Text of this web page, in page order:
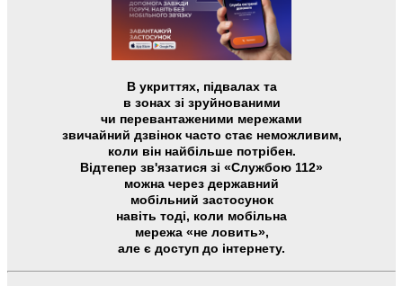
В укриттях, підвалах та
в зонах зі зруйнованими
чи перевантаженими мережами
звичайний дзвінок часто стає неможливим,
коли він найбільше потрібен.
Відтепер зв'язатися зі «Службою 112»
можна через державний
мобільний застосунок
навіть тоді, коли мобільна
мережа «не ловить»,
але є доступ до інтернету.